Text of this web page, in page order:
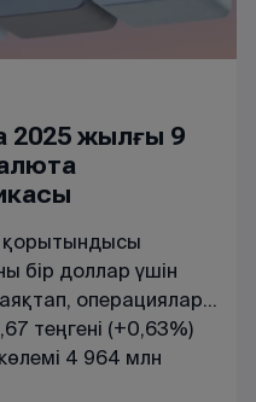
2025 жылғы 9
қорытындысы
бір доллар үшін
операциялар
теңгені (+0,63%)
4 964 млн